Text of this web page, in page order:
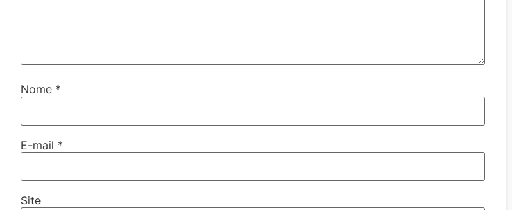
Nome *
E-mail *
Site